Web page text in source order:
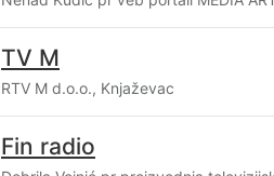
TV M
RTV M d.o.o., Knjaževac
Fin radio